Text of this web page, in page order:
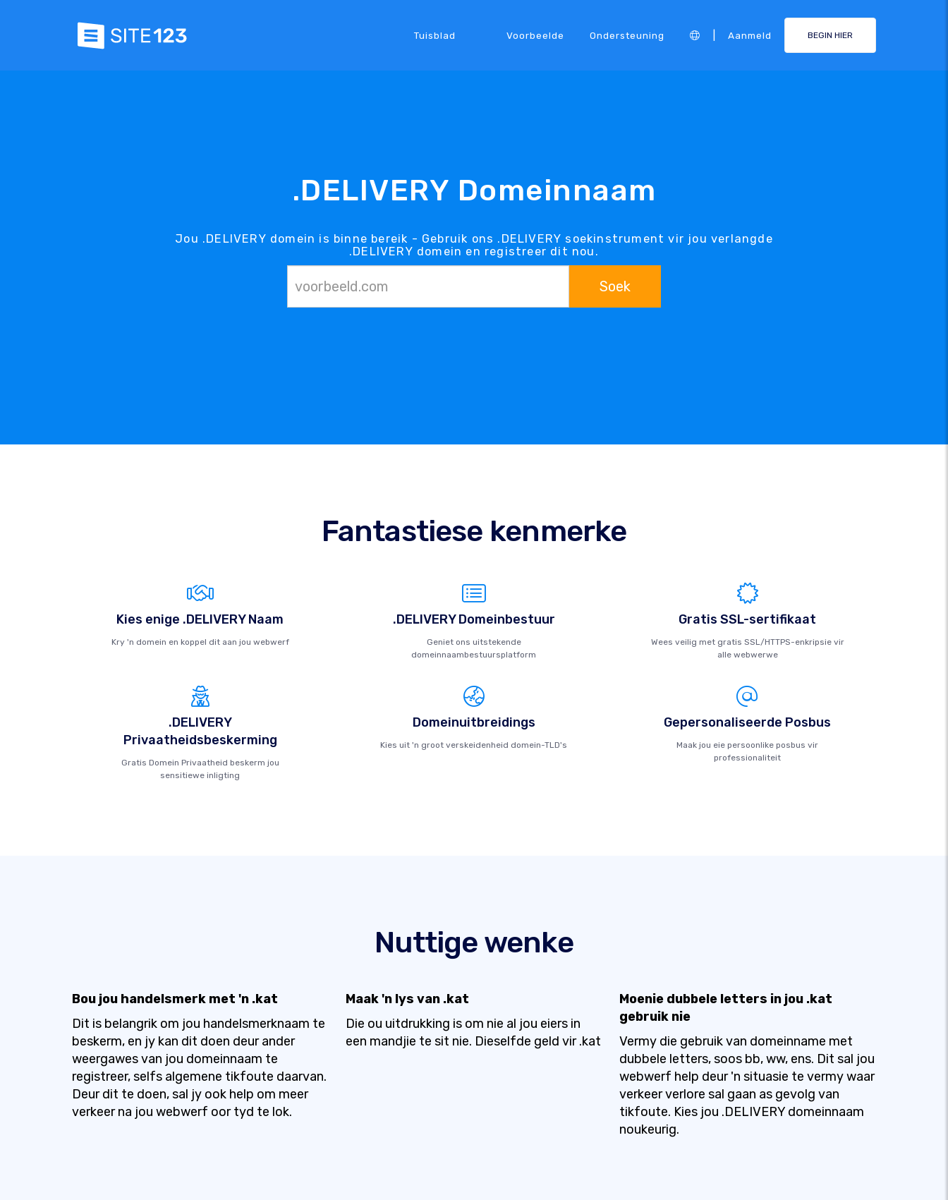
Tuisblad Voorbeelde Ondersteuning Aanmeld BEGIN HIER
.DELIVERY Domeinnaam
Jou .DELIVERY domein is binne bereik - Gebruik ons .DELIVERY soekinstrument vir jou verlangde
.DELIVERY domein en registreer dit nou.
Soek
Fantastiese kenmerke
Kies enige .DELIVERY Naam
Kry 'n domein en koppel dit aan jou webwerf
.DELIVERY Domeinbestuur
Geniet ons uitstekende
domeinnaambestuursplatform
Gratis SSL-sertifikaat
Wees veilig met gratis SSL/HTTPS-enkripsie vir
alle webwerwe
.DELIVERY
Privaatheidsbeskerming
Gratis Domein Privaatheid beskerm jou
sensitiewe inligting
Domeinuitbreidings
Kies uit 'n groot verskeidenheid domein-TLD's
Gepersonaliseerde Posbus
Maak jou eie persoonlike posbus vir
professionaliteit
Nuttige wenke
Bou jou handelsmerk met 'n .kat
Dit is belangrik om jou handelsmerknaam te
beskerm, en jy kan dit doen deur ander
weergawes van jou domeinnaam te
registreer, selfs algemene tikfoute daarvan.
Deur dit te doen, sal jy ook help om meer
verkeer na jou webwerf oor tyd te lok.
Maak 'n lys van .kat
Die ou uitdrukking is om nie al jou eiers in
een mandjie te sit nie. Dieselfde geld vir .kat
Moenie dubbele letters in jou .kat
gebruik nie
Vermy die gebruik van domeinname met
dubbele letters, soos bb, ww, ens. Dit sal jou
webwerf help deur 'n situasie te vermy waar
verkeer verlore sal gaan as gevolg van
tikfoute. Kies jou .DELIVERY domeinnaam
noukeurig.